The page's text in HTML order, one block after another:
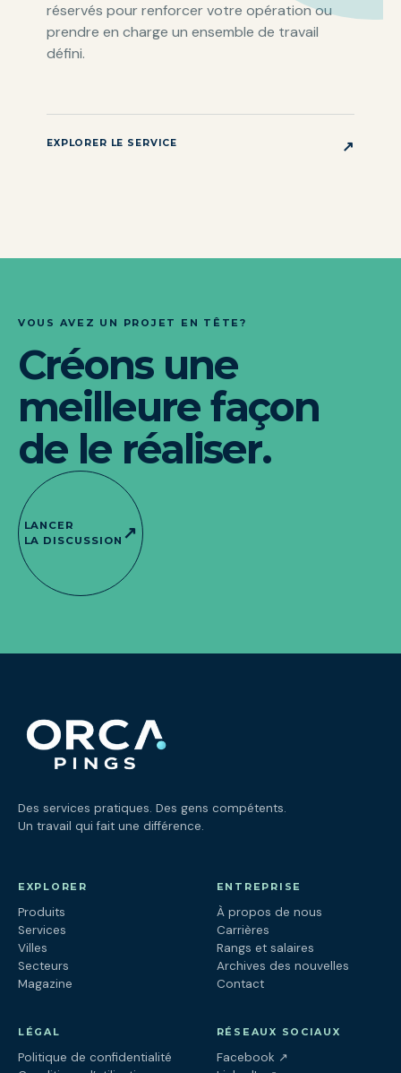
réservés pour renforcer votre opération ou
prendre en charge un ensemble de travail
défini.
EXPLORER LE SERVICE ↗
VOUS AVEZ UN PROJET EN TÊTE?
Créons une
meilleure façon
de le réaliser.
LANCER
LA DISCUSSION ↗
Des services pratiques. Des gens compétents.
Un travail qui fait une différence.
EXPLORER
Produits
Services
Villes
Secteurs
Magazine
ENTREPRISE
À propos de nous
Carrières
Rangs et salaires
Archives des nouvelles
Contact
LÉGAL
Politique de confidentialité
RÉSEAUX SOCIAUX
Facebook ↗(ouvre dans un